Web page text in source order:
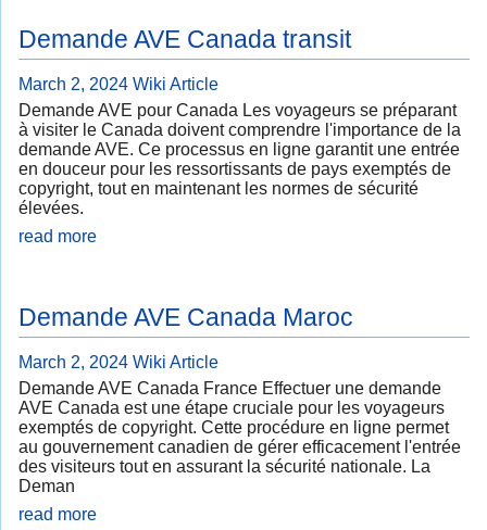
Demande AVE Canada transit
March 2, 2024 Wiki Article
Demande AVE pour Canada Les voyageurs se préparant
à visiter le Canada doivent comprendre l'importance de la
demande AVE. Ce processus en ligne garantit une entrée
en douceur pour les ressortissants de pays exemptés de
copyright, tout en maintenant les normes de sécurité
élevées.
read more
Demande AVE Canada Maroc
March 2, 2024 Wiki Article
Demande AVE Canada France Effectuer une demande
AVE Canada est une étape cruciale pour les voyageurs
exemptés de copyright. Cette procédure en ligne permet
au gouvernement canadien de gérer efficacement l'entrée
des visiteurs tout en assurant la sécurité nationale. La
Deman
read more